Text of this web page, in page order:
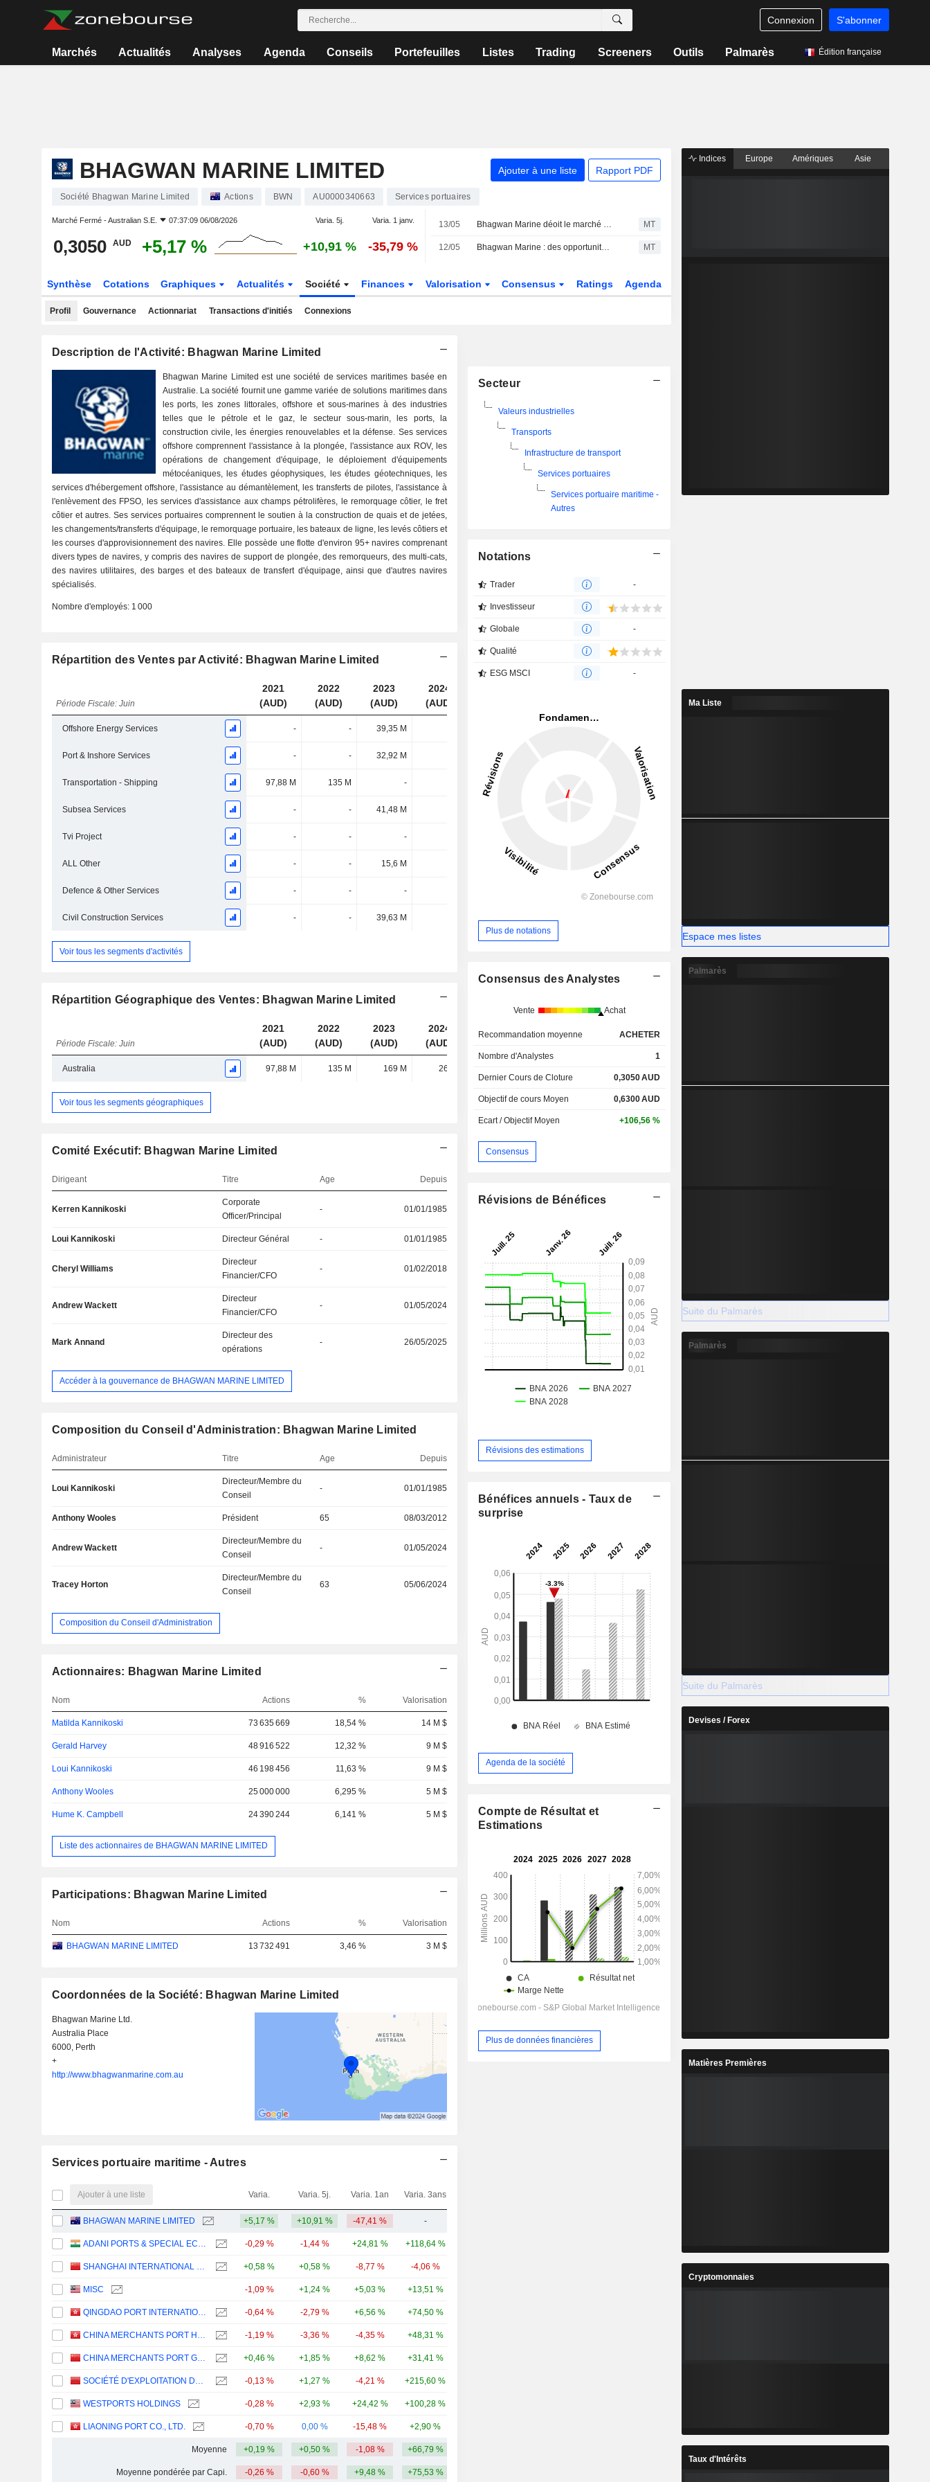
Connexion S'abonner
Marchés Actualités Analyses Agenda Conseils Portefeuilles Listes Trading Screeners Outils Palmarès Édition française
BHAGWAN MARINE LIMITED Ajouter à une liste Rapport PDF
Société Bhagwan Marine Limited Actions BWN AU0000340663 Services portuaires
Marché Fermé -Australian S.E. 07:37:09 06/08/2026 Varia. 5j. Varia. 1 janv.
0,3050 AUD +5,17 % +10,91 % -35,79 %
13/05 Bhagwan Marine déoit le marché avec des résultats inférieurs aux attentes pour son cœur de métier, selon Euroz Hartleys MT
12/05 Bhagwan Marine : des opportunités subsistent malgré la révision des perspectives, selon Euroz Hartleys MT
Synthèse Cotations Graphiques Actualités Société Finances Valorisation Consensus Ratings Agenda
Profil Gouvernance Actionnariat Transactions d'initiés Connexions
Description de l'Activité: Bhagwan Marine Limited
Bhagwan Marine Limited est une société de services maritimes basée en
Australie. La société fournit une gamme variée de solutions maritimes dans
les ports, les zones littorales, offshore et sous-marines à des industries
telles que le pétrole et le gaz, le secteur sous-marin, les ports, la
construction civile, les énergies renouvelables et la défense. Ses services
offshore comprennent l'assistance à la plongée, l'assistance aux ROV, les
opérations de changement d'équipage, le déploiement d'équipements
métocéaniques, les études géophysiques, les études géotechniques, les
services d'hébergement offshore, l'assistance au démantèlement, les transferts de pilotes, l'assistance à
l'enlèvement des FPSO, les services d'assistance aux champs pétrolifères, le remorquage côtier, le fret
côtier et autres. Ses services portuaires comprennent le soutien à la construction de quais et de jetées,
les changements/transferts d'équipage, le remorquage portuaire, les bateaux de ligne, les levés côtiers et
les courses d'approvisionnement des navires. Elle possède une flotte d'environ 95+ navires comprenant
divers types de navires, y compris des navires de support de plongée, des remorqueurs, des multi-cats,
des navires utilitaires, des barges et des bateaux de transfert d'équipage, ainsi que d'autres navires
spécialisés.
Nombre d'employés: 1 000
Répartition des Ventes par Activité: Bhagwan Marine Limited
Période Fiscale: Juin
2021
(AUD)
2022
(AUD)
2023
(AUD)
2024
(AUD)
Offshore Energy Services - - 39,35 M
Port & Inshore Services - - 32,92 M 84,09 M
Transportation - Shipping 97,88 M 135 M -
Subsea Services - - 41,48 M
Tvi Project - - -
ALL Other - - 15,6 M -
Defence & Other Services - - -
Civil Construction Services - - 39,63 M
Voir tous les segments d'activités
Répartition Géographique des Ventes: Bhagwan Marine Limited
Période Fiscale: Juin
2021
(AUD)
2022
(AUD)
2023
(AUD)
2024
(AUD)
Australia 97,88 M 135 M 169 M 269 M
Voir tous les segments géographiques
Comité Exécutif: Bhagwan Marine Limited
Dirigeant Titre Age Depuis
Kerren Kannikoski
Corporate
Officer/Principal
- 01/01/1985
Loui Kannikoski Directeur Général - 01/01/1985
Cheryl Williams
Directeur
Financier/CFO
- 01/02/2018
Andrew Wackett
Directeur
Financier/CFO
- 01/05/2024
Mark Annand
Directeur des
opérations
- 26/05/2025
Accéder à la gouvernance de BHAGWAN MARINE LIMITED
Composition du Conseil d'Administration: Bhagwan Marine Limited
Administrateur Titre Age Depuis
Loui Kannikoski
Directeur/Membre du
Conseil
- 01/01/1985
Anthony Wooles Président 65 08/03/2012
Andrew Wackett
Directeur/Membre du
Conseil
- 01/05/2024
Tracey Horton
Directeur/Membre du
Conseil
63 05/06/2024
Composition du Conseil d'Administration
Actionnaires: Bhagwan Marine Limited
Nom Actions % Valorisation
Matilda Kannikoski 73 635 669 18,54 % 14 M $
Gerald Harvey 48 916 522 12,32 % 9 M $
Loui Kannikoski 46 198 456 11,63 % 9 M $
Anthony Wooles 25 000 000 6,295 % 5 M $
Hume K. Campbell 24 390 244 6,141 % 5 M $
Liste des actionnaires de BHAGWAN MARINE LIMITED
Participations: Bhagwan Marine Limited
Nom Actions % Valorisation
BHAGWAN MARINE LIMITED 13 732 491 3,46 % 3 M $
Coordonnées de la Société: Bhagwan Marine Limited
Bhagwan Marine Ltd.
Australia Place
6000, Perth
+
http://www.bhagwanmarine.com.au
Services portuaire maritime - Autres
Ajouter à une liste Varia. Varia. 5j. Varia. 1an Varia. 3ans
BHAGWAN MARINE LIMITED +5,17 % +10,91 % -47,41 % -
ADANI PORTS & SPECIAL ECONOMIC ZONE LIMITED -0,29 % -1,44 % +24,81 % +118,64 %
SHANGHAI INTERNATIONAL PORT (GROUP) CO., LTD. +0,58 % +0,58 % -8,77 % -4,06 %
MISC -1,09 % +1,24 % +5,03 % +13,51 %
QINGDAO PORT INTERNATIONAL CO., LTD. -0,64 % -2,79 % +6,56 % +74,50 %
CHINA MERCHANTS PORT HOLDINGS COMPANY LIMITED -1,19 % -3,36 % -4,35 % +48,31 %
CHINA MERCHANTS PORT GROUP CO., LTD. +0,46 % +1,85 % +8,62 % +31,41 %
SOCIÉTÉ D'EXPLOITATION DES PORTS -0,13 % +1,27 % -4,21 % +215,60 %
WESTPORTS HOLDINGS -0,28 % +2,93 % +24,42 % +100,28 %
LIAONING PORT CO., LTD. -0,70 % 0,00 % -15,48 % +2,90 %
Moyenne +0,19 % +0,50 % -1,08 % +66,79 %
Moyenne pondérée par Capi. -0,26 % -0,60 % +9,48 % +75,53 %
Secteur
Valeurs industrielles
Transports
Infrastructure de transport
Services portuaires
Services portuaire maritime -
Autres
Notations
Trader -
Investisseur
Globale -
Qualité
ESG MSCI -
Plus de notations
Consensus des Analystes
Vente Achat
Recommandation moyenne ACHETER
Nombre d'Analystes 1
Dernier Cours de Cloture 0,3050AUD
Objectif de cours Moyen 0,6300AUD
Ecart / Objectif Moyen +106,56 %
Consensus
Révisions de Bénéfices
Révisions des estimations
Bénéfices annuels - Taux de
surprise
Agenda de la société
Compte de Résultat et
Estimations
Plus de données financières
Indices Europe Amériques Asie
Ma Liste
Espace mes listes
Palmarès
Suite du Palmarès
Palmarès
Suite du Palmarès
Devises / Forex
Matières Premières
Cryptomonnaies
Taux d'Intérêts